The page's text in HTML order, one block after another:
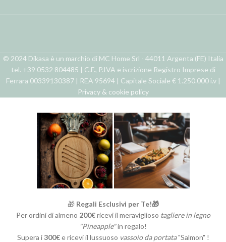
© 2024 Dikasa è un marchio di MC Home Srl - 44011 Argenta (FE) Italia
tel. +39 0532 804485 | C.F., P.IVA e iscrizione Registro Imprese di
Ferrara 00339130387 | REA 95694 | Capitale Sociale € 1.250.000 i.v |
Privacy & cookie policy
🎁 Regali Esclusivi per Te!🎁
Per ordini di almeno 200€ricevi il meraviglioso tagliere in legno
"Pineapple"in regalo!
Supera i300€e ricevi il lussuoso vassoio da portata"Salmon" !